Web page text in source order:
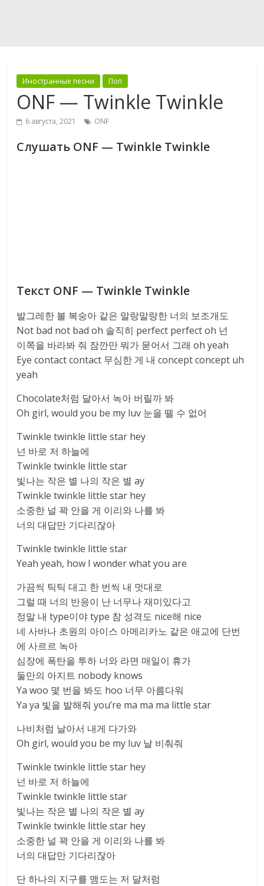
Иностранные песни Поп
ONF — Twinkle Twinkle
6 августа, 2021 ONF
Слушать ONF — Twinkle Twinkle
Текст ONF — Twinkle Twinkle
발그레한 볼 복숭아 같은 말랑말랑한 너의 보조개도
Not bad not bad oh 솔직히 perfect perfect oh 넌
이쪽을 바라봐 줘 잠깐만 뭐가 묻어서 그래 oh yeah
Eye contact contact 무심한 게 내 concept concept uh
yeah
Chocolate처럼 달아서 녹아 버릴까 봐
Oh girl, would you be my luv 눈을 뗄 수 없어
Twinkle twinkle little star hey
넌 바로 저 하늘에
Twinkle twinkle little star
빛나는 작은 별 나의 작은 별 ay
Twinkle twinkle little star hey
소중한 널 꽉 안을 게 이리와 나를 봐
너의 대답만 기다리잖아
Twinkle twinkle little star
Yeah yeah, how I wonder what you are
가끔씩 틱틱 대고 한 번씩 내 멋대로
그럴 때 너의 반응이 난 너무나 재미있다고
정말 내 type이야 type 참 성격도 nice해 nice
네 사바나 초원의 아이스 아메리카노 같은 애교에 단번
에 사르르 녹아
심장에 폭탄을 투하 너와 라면 매일이 휴가
둘만의 아지트 nobody knows
Ya woo 몇 번을 봐도 hoo 너무 아름다워
Ya ya 빛을 발해줘 you’re ma ma ma little star
나비처럼 날아서 내게 다가와
Oh girl, would you be my luv 날 비춰줘
Twinkle twinkle little star hey
넌 바로 저 하늘에
Twinkle twinkle little star
빛나는 작은 별 나의 작은 별 ay
Twinkle twinkle little star hey
소중한 널 꽉 안을 게 이리와 나를 봐
너의 대답만 기다리잖아
단 하나의 지구를 맴도는 저 달처럼